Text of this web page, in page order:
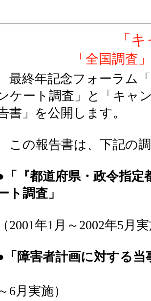
「
「全国調査
最終年記念フォーラム
ケート調査」と「キャ
書」を公開します。
この報告書は、下記の
「『都道府県・政令指
ト調査」
（2001年1月～2002年5月
「障害者計画に対する
6月実施）